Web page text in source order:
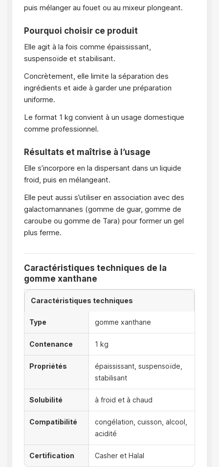
puis mélanger au fouet ou au mixeur plongeant.
Pourquoi choisir ce produit
Elle agit à la fois comme épaississant,
suspensoïde et stabilisant.
Concrètement, elle limite la séparation des
ingrédients et aide à garder une préparation
uniforme.
Le format 1 kg convient à un usage domestique
comme professionnel.
Résultats et maîtrise à l’usage
Elle s’incorpore en la dispersant dans un liquide
froid, puis en mélangeant.
Elle peut aussi s’utiliser en association avec des
galactomannanes (gomme de guar, gomme de
caroube ou gomme de Tara) pour former un gel
plus ferme.
Caractéristiques techniques de la
gomme xanthane
Caractéristiques techniques
Type gomme xanthane
Contenance 1 kg
Propriétés
épaississant, suspensoïde,
stabilisant
Solubilité à froid et à chaud
Compatibilité
congélation, cuisson, alcool,
acidité
Certification Casher et Halal